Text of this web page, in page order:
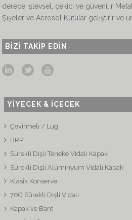
derece işlevsel, çekici ve güvenilir
Şişeler ve Aerosol Kutular geliştirir ve
BIZI TAKIP EDIN
YİYECEK & İÇECEK
Çevirmeli / Lug
BRP
Sürekli Dişli Teneke Vidali Kapak
Sürekli Dişli Alüminyum Vidalı Kapak
Klasik Konserve
70G Sürekli Dişli Vidalı
Kapak ve Bant